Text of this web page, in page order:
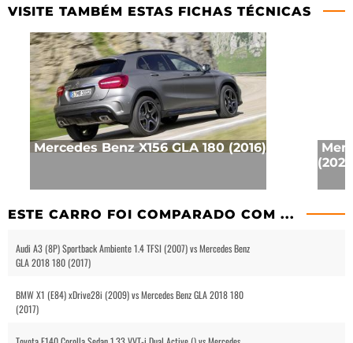
VISITE TAMBÉM ESTAS FICHAS TÉCNICAS
Mercedes Benz X156 GLA 180 (2016)
ESTE CARRO FOI COMPARADO COM ...
Audi A3 (8P) Sportback Ambiente 1.4 TFSI (2007) vs Mercedes Benz
GLA 2018 180 (2017)
BMW X1 (E84) xDrive28i (2009) vs Mercedes Benz GLA 2018 180
(2017)